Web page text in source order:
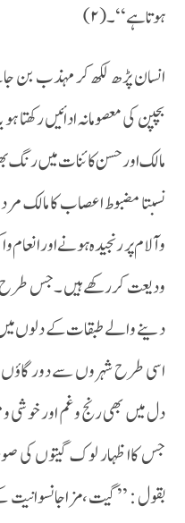
ہوتا ہے ‘‘۔(۲)
انسان پڑھ لکھ کر مہذب بن
بچپن کی معصومانہ ادائیں
مالک اور حسن کائنات میں رنگ
نسبتا مضبوط اعصاب کا
وآلام پر رنجیدہ ہونے اور
ودیعت کررکھے ہیں ۔جس طرح
دینے والے طبقات کے دلوں
اسی طرح شہروں سے دور گاؤں
دل میں بھی رنج وغم اور
جس کاا ظہار لوک گیتوں کی
بقول : ’’ گیت